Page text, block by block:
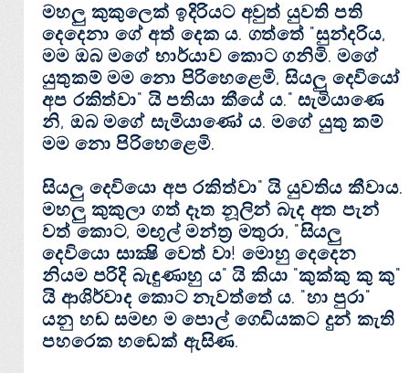
මහලු කුකුලෙක්‌ ඉදිරියට අවුත් යුවති පති
දෙදෙනා ගේ අත් දෙක ය. ගත්තේ "සුන්දරිය,
මම ඔබ මගේ භාර්යාව කොට ගනිමි. මගේ
යුතුකම් මම නො පිරිහෙළෙමි, සියලු දෙවියෝ
අප රකිත්වා" යි පතියා කීයේ ය." සැමියාණෙ
නි, ඔබ මගේ සැමියාණෝ ය. මගේ යුතු කම්
මම නො පිරිහෙළෙමි.
සියලු දෙවියො අප රකිත්වා" යි යුවතිය කීවාය.
මහලු කුකුලා ගත් දෑත නූලින් බැද අත පැන්
වත් කොට, මඟුල් මන්ත්‍ර මතුරා, "සියලු
දෙවියො සාක්‍ෂි වෙත් වා! මොහු දෙදෙන
නියම පරිදි බැඳුණාහු ය" යි කියා "කුක්‌කු කු කු"
යි ආශිර්වාද කොට නැවත්තේ ය. "හා පුරා"
යනු හඬ සමඟ ම පොල් ගෙඩියකට දුන් කැති
පහරෙක හඬෙක්‌ ඇසිණ.